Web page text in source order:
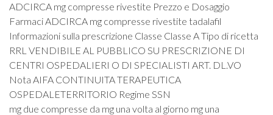
ADCIRCA mg compresse rivestite Prezzo e Dosaggio
Farmaci ADCIRCA mg compresse rivestite tadalafil
Informazioni sulla prescrizione Classe Classe A Tipo di ricetta
RRL VENDIBILE AL PUBBLICO SU PRESCRIZIONE DI
CENTRI OSPEDALIERI O DI SPECIALISTI ART. DL.VO
Nota AIFA CONTINUITA TERAPEUTICA
OSPEDALETERRITORIO Regime SSN
mg due compresse da mg una volta al giorno mg una